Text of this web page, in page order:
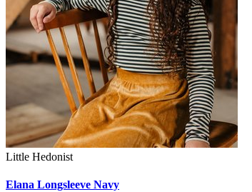
Little Hedonist
Elana Longsleeve Navy